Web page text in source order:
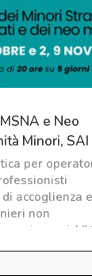
e Neo
Minori, SAI
per
accoglienza e
non